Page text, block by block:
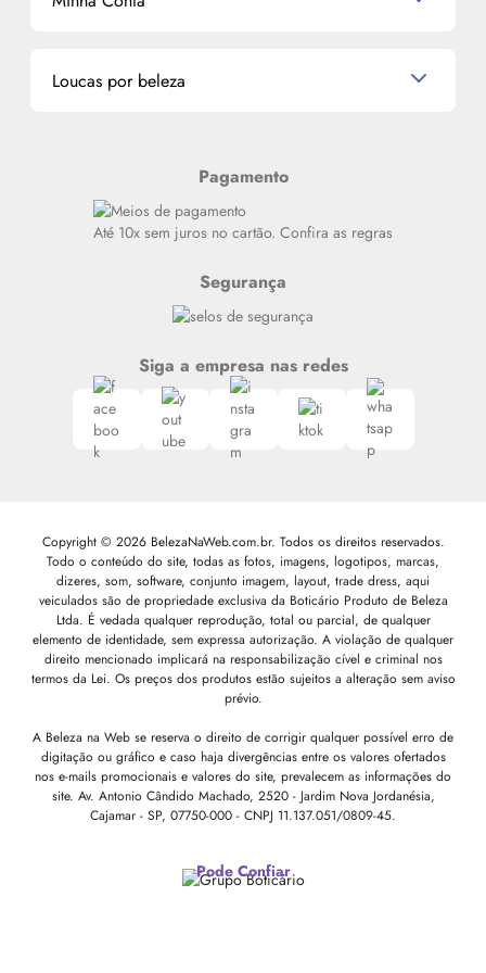
La Vie Est Belle Lancôme
Miniaturas de Produtos de Cabelo
Meus endereços
Loucas por beleza
Siga nosso canal no Whatsapp
Pagamento
Até 10x sem juros no cartão. Confira as regras
Segurança
Siga a empresa nas redes
Copyright © 2026 BelezaNaWeb.com.br. Todos os direitos reservados.
Todo o conteúdo do site, todas as fotos, imagens, logotipos, marcas,
dizeres, som, software, conjunto imagem, layout, trade dress, aqui
veiculados são de propriedade exclusiva da Boticário Produto de Beleza
Ltda. É vedada qualquer reprodução, total ou parcial, de qualquer
elemento de identidade, sem expressa autorização. A violação de qualquer
direito mencionado implicará na responsabilização cível e criminal nos
termos da Lei. Os preços dos produtos estão sujeitos a alteração sem aviso
prévio.
A Beleza na Web se reserva o direito de corrigir qualquer possível erro de
digitação ou gráfico e caso haja divergências entre os valores ofertados
nos e-mails promocionais e valores do site, prevalecem as informações do
site. Av. Antonio Cândido Machado, 2520 - Jardim Nova Jordanésia,
Cajamar - SP, 07750-000 - CNPJ 11.137.051/0809-45.
Pode Confiar